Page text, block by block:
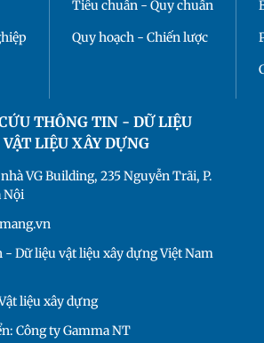
Tiêu chuẩn - Quy chuẩn
Quy hoạch - Chiến lược
THÔNG TIN - DỮ LIỆU
LIỆU XÂY DỰNG
VG Building, 235 Nguyễn Trãi, P.
Nội
Dữ liệu vật liệu xây dựng Việt Nam
liệu xây dựng
Công ty Gamma NT